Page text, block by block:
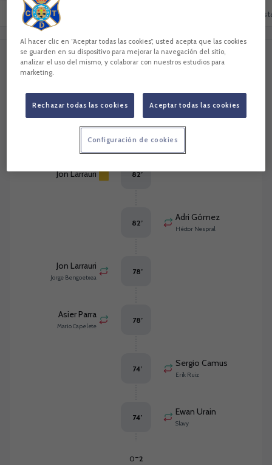
0
Resumen
Eventos del partido
Adri Gómez
83’
Jon Larrauri 82’
Adri Gómez
Héctor Nespral
82’
Jon Larrauri
Jorge Bengoetxea
78’
Asier Parra
Mario Capelete
78’
Sergio Camus
Erik Ruiz
74’
Ewan Urain
Slavy
74’
0-2
Al hacer clic en “Aceptar todas las cookies”, usted acepta que las cookies
se guarden en su dispositivo para mejorar la navegación del sitio,
analizar el uso del mismo, y colaborar con nuestros estudios para
marketing.
Rechazar todas las cookies Aceptar todas las cookies
Configuración de cookies